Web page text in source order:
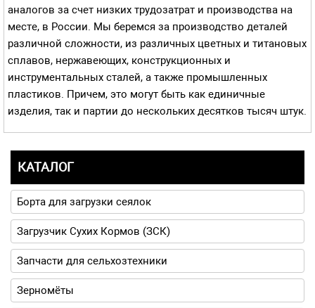
аналогов за счет низких трудозатрат и производства на
месте, в России. Мы беремся за производство деталей
различной сложности, из различных цветных и титановых
сплавов, нержавеющих, конструкционных и
инструментальных сталей, а также промышленных
пластиков. Причем, это могут быть как единичные
изделия, так и партии до нескольких десятков тысяч штук.
КАТАЛОГ
Борта для загрузки сеялок
Загрузчик Сухих Кормов (ЗСК)
Запчасти для сельхозтехники
Зерномёты